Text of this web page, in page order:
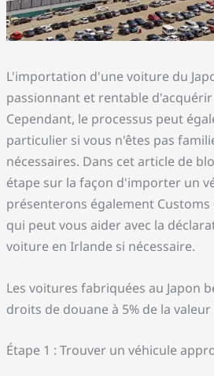
L'importation d'une voiture du
passionnant et rentable
Cependant, le processus peut
particulier si vous n'êtes pas
nécessaires. Dans cet article de
étape sur la façon d'importer un
présenterons également
qui peut vous aider avec la
voiture en Irlande si nécessaire.
Les voitures fabriquées au Japon
droits de douane à 5% de la
Étape 1 : Trouver un véhicule